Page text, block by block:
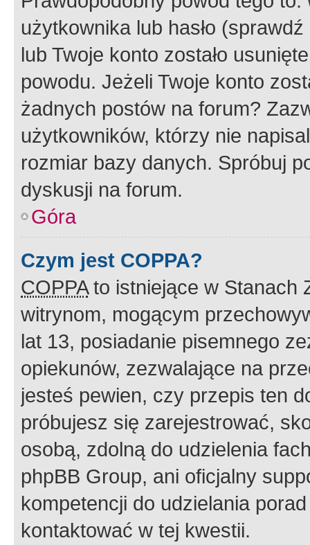
użytkownika lub hasło
lub Twoje konto zostało
powodu. Jeżeli Twoje konto
żadnych postów na forum?
użytkowników, którzy nie
rozmiar bazy danych. Spróbuj
dyskusji na forum.
Góra
Czym jest COPPA?
COPPAto istniejące w Stanach
witrynom, mogącym
lat 13, posiadanie pisemnego
opiekunów, zezwalające na
jesteś pewien, czy przepis ten
próbujesz się zarejestrować,
osobą, zdolną do udzielenia
phpBB Group, ani oficjalny
kompetencji do udzielania
kontaktować w tej kwestii.